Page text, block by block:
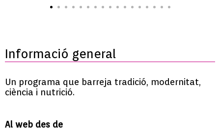
Informació general
Un programa que barreja tradició, modernitat,
ciència i nutrició.
Al web des de